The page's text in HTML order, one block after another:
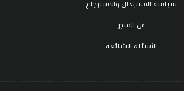
سياسة الاستبدال والاسترجاع
عن المتجر
الأسئلة الشائعة